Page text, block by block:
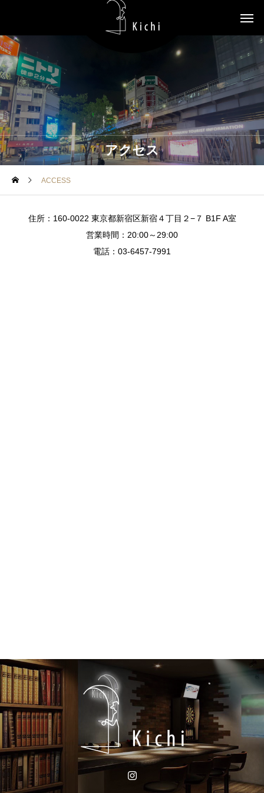
アクセス
ACCESS
住所：160-0022 東京都新宿区新宿４丁目２−７ B1F A室
営業時間：20:00～29:00
電話：03-6457-7991